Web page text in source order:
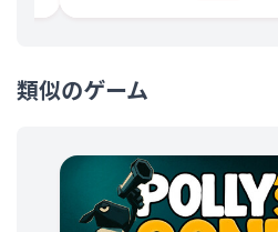
類似のゲーム